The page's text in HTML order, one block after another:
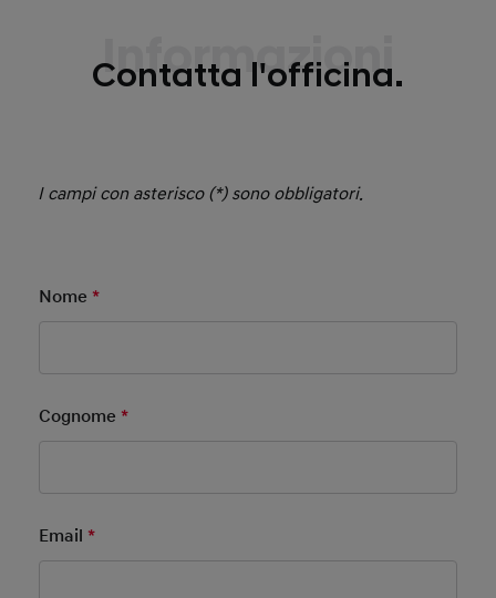
Informazioni
Contatta l'officina.
I campi con asterisco (*) sono obbligatori.
Nome *Mandatory Field
Cognome *Mandatory Field
Email *Mandatory Field